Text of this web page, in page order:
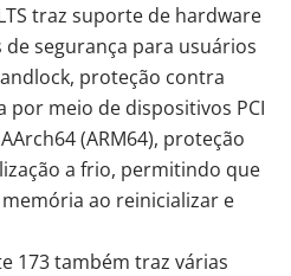
traz suporte de hardware
segurança para usuários
proteção contra
por meio de dispositivos PCI
(ARM64), proteção
a frio, permitindo que
ao reinicializar e
173 também traz várias